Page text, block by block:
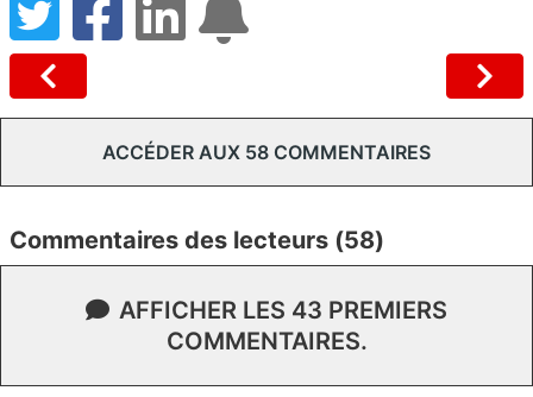
ACCÉDER AUX 58 COMMENTAIRES
Commentaires des lecteurs (58)
AFFICHER LES 43 PREMIERS
COMMENTAIRES.